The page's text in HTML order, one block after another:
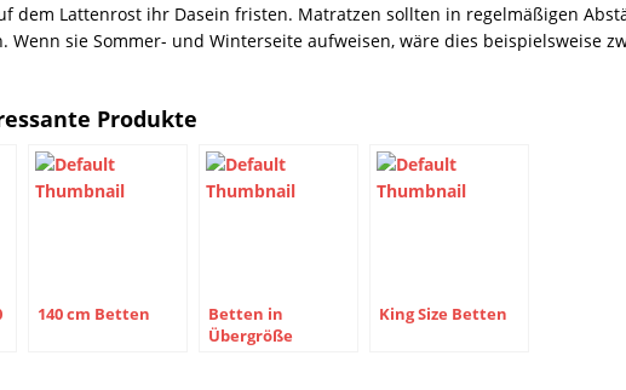
dem Lattenrost ihr Dasein fristen. Matratzen sollten in regelmäßigen
Wenn sie Sommer- und Winterseite aufweisen, wäre dies beispielsweise
Produkte
140 cm Betten
Betten in
Übergröße
King Size Betten